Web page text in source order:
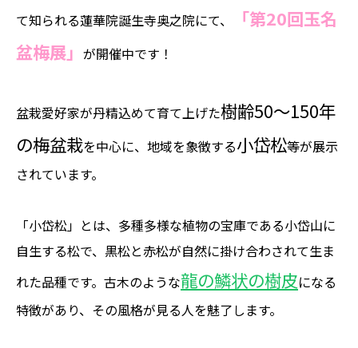
て知られる蓮華院誕生寺奥之院にて、
「第20回玉名
盆梅展」 が開催中です！
盆栽愛好家が丹精込めて育て上げた樹齢50～150年
の梅盆栽を中心に、地域を象徴する小岱松等が展示
されています。
「小岱松」とは、多種多様な植物の宝庫である小岱山に
自生する松で、黒松と赤松が自然に掛け合わされて生ま
れた品種です。古木のような龍の鱗状の樹皮になる
特徴があり、その風格が見る人を魅了します。